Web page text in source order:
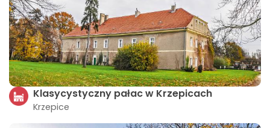
Klasycystyczny pałac w Krzepicach
Krzepice